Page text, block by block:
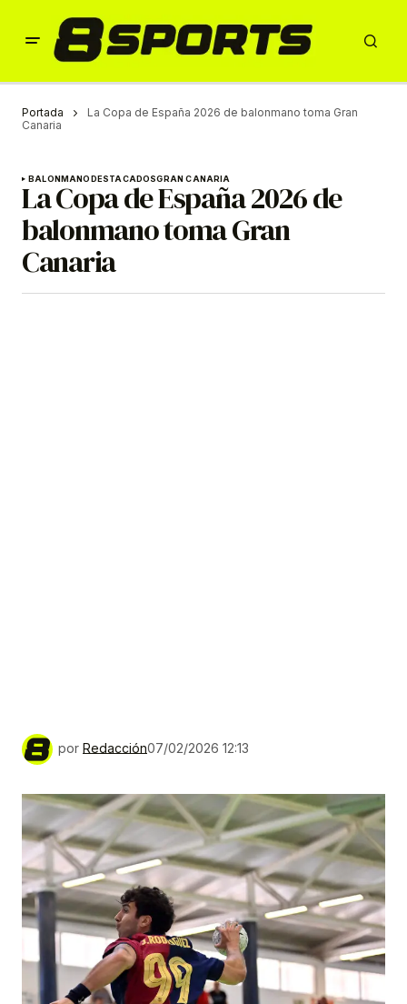
Portada
La Copa de España 2026 de balonmano toma Gran
Canaria
BALONMANODESTACADOSGRAN CANARIA
La Copa de España 2026 de
balonmano toma Gran
Canaria
por Redacción07/02/2026 12:13